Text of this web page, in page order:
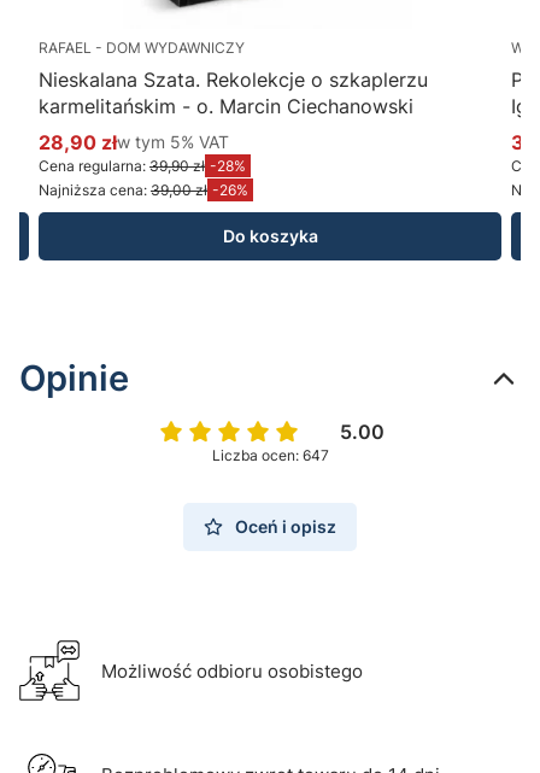
RAFAEL - DOM WYDAWNICZY
Nieskalana Szata. Rekolekcje o szkaplerzu
karmelitańskim - o. Marcin Ciechanowski
Cena promocyjna brutto
28,90 złw tym %s VAT
w tym 5% VAT
Cena regularna: 39,90 zł -28%
Najniższa cena: 39,00 zł -26%
Do koszyka
Opinie
5.00
Liczba ocen: 647
Oceń i opisz
Możliwość odbioru osobistego